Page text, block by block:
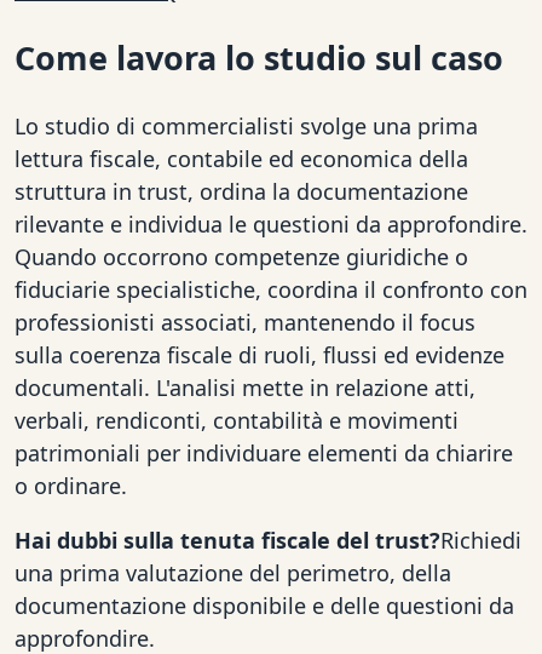
Come lavora lo studio sul caso
Lo studio di commercialisti svolge una prima
lettura fiscale, contabile ed economica della
struttura in trust, ordina la documentazione
rilevante e individua le questioni da approfondire.
Quando occorrono competenze giuridiche o
fiduciarie specialistiche, coordina il confronto con
professionisti associati, mantenendo il focus
sulla coerenza fiscale di ruoli, flussi ed evidenze
documentali. L'analisi mette in relazione atti,
verbali, rendiconti, contabilità e movimenti
patrimoniali per individuare elementi da chiarire
o ordinare.
Hai dubbi sulla tenuta fiscale del trust?Richiedi
una prima valutazione del perimetro, della
documentazione disponibile e delle questioni da
approfondire.